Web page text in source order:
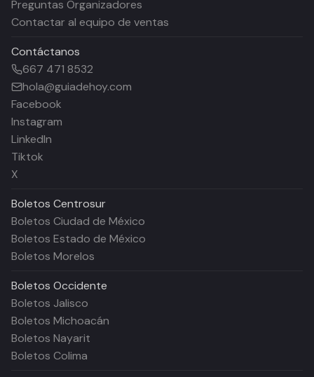
Preguntas Organizadores
Contactar al equipo de ventas
Contáctanos
667 471 8532
hola@guiadehoy.com
Facebook
Instagram
LinkedIn
Tiktok
X
Boletos Centrosur
Boletos Ciudad de México
Boletos Estado de México
Boletos Morelos
Boletos Occidente
Boletos Jalisco
Boletos Michoacán
Boletos Nayarit
Boletos Colima